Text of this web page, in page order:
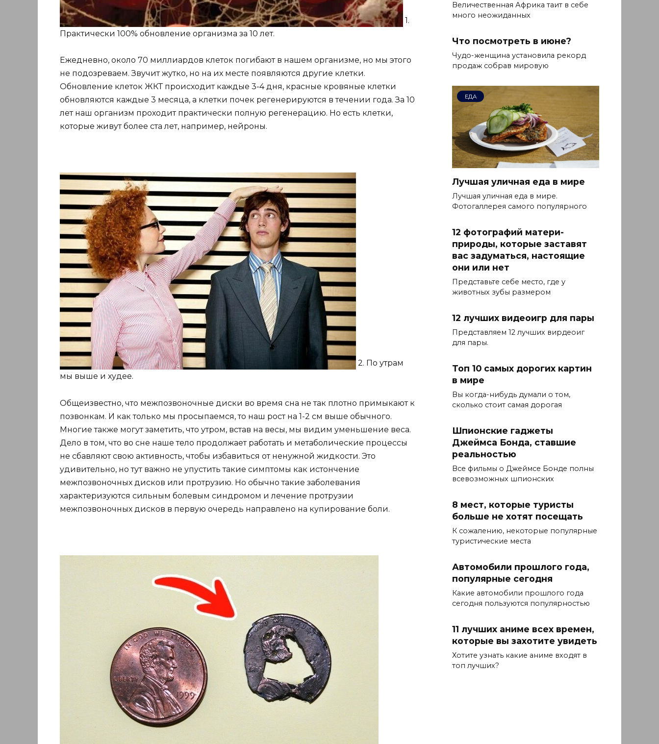
1.
Практически 100% обновление организма за 10 лет.
Ежедневно, около 70 миллиардов клеток погибают в нашем организме, но мы этого
не подозреваем. Звучит жутко, но на их месте появляются другие клетки.
Обновление клеток ЖКТ происходит каждые 3-4 дня, красные кровяные клетки
обновляются каждые 3 месяца, а клетки почек регенерируются в течении года. За 10
лет наш организм проходит практически полную регенерацию. Но есть клетки,
которые живут более ста лет, например, нейроны.
2. По утрам
мы выше и худее.
Общеизвестно, что межпозвоночные диски во время сна не так плотно примыкают к
позвонкам. И как только мы просыпаемся, то наш рост на 1-2 см выше обычного.
Многие также могут заметить, что утром, встав на весы, мы видим уменьшение веса.
Дело в том, что во сне наше тело продолжает работать и метаболические процессы
не сбавляют свою активность, чтобы избавиться от ненужной жидкости. Это
удивительно, но тут важно не упустить такие симптомы как истончение
межпозвоночных дисков или протрузию. Но обычно такие заболевания
характеризуются сильным болевым синдромом и лечение протрузии
межпозвоночных дисков в первую очередь направлено на купирование боли.
Величественная Африка таит в себе
много неожиданных
Что посмотреть в июне?
Чудо-женщина установила рекорд
продаж собрав мировую
ЕДА
Лучшая уличная еда в мире
Лучшая уличная еда в мире.
Фотогаллерея самого популярного
12 фотографий матери-
природы, которые заставят
вас задуматься, настоящие
они или нет
Представьте себе место, где у
животных зубы размером
12 лучших видеоигр для пары
Представляем 12 лучших вирдеоиг
для пары.
Топ 10 самых дорогих картин
в мире
Вы когда-нибудь думали о том,
сколько стоит самая дорогая
Шпионские гаджеты
Джеймса Бонда, ставшие
реальностью
Все фильмы о Джеймсе Бонде полны
всевозможных шпионских
8 мест, которые туристы
больше не хотят посещать
К сожалению, некоторые популярные
туристические места
Автомобили прошлого года,
популярные сегодня
Какие автомобили прошлого года
сегодня пользуются популярностью
11 лучших аниме всех времен,
которые вы захотите увидеть
Хотите узнать какие аниме входят в
топ лучших?